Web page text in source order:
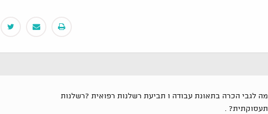
מה לגבי הכרה בתאונת עבודה ו תביעת רשלנות רפואית ?רשלנות
תעסוקתית? .